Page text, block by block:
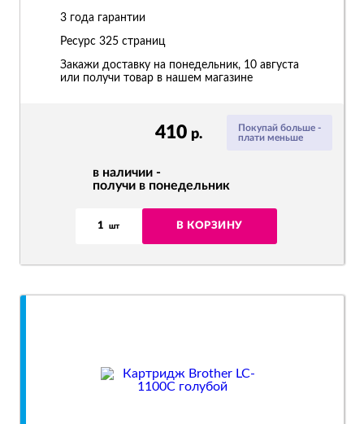
Покупай больше -
плати меньше
410 р.
в наличии -
получи в понедельник
1 шт В КОРЗИНУ
3 года гарантии
Ресурс 325 страниц
Закажи доставку на понедельник, 10 августа
или получи товар в нашем магазине